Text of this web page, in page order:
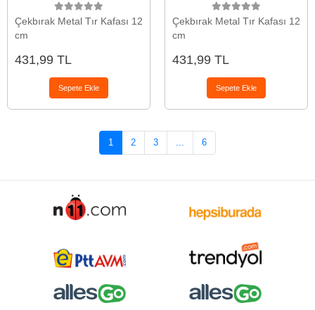
Çekbırak Metal Tır Kafası 12
cm
431,99 TL
Sepete Ekle
Çekbırak Metal Tır Kafası 12
cm
431,99 TL
Sepete Ekle
1 2 3 ... 6